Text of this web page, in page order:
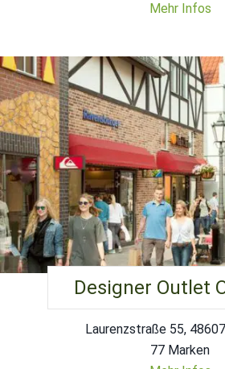
Mehr Infos
Designer Outlet
Laurenzstraße 55,
77 Marken